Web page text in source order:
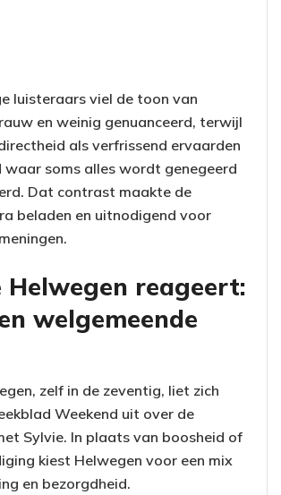
luisteraars viel de toon van
en weinig genuanceerd, terwijl
als verfrissend ervaarden
waar soms alles wordt genegeerd
Dat contrast maakte de
beladen en uitnodigend voor
Helwegen reageert:
welgemeende
zelf in de zeventig, liet zich
Weekend uit over de
Sylvie. In plaats van boosheid of
kiest Helwegen voor een mix
en bezorgdheid.